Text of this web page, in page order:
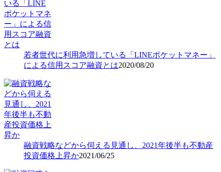
若者世代に利用急増している「LINEポケットマネー」
による信用スコア融資とは2020/08/20
融資戦略などから伺える見通し、2021年後半も不動産
投資価格上昇か2021/06/25